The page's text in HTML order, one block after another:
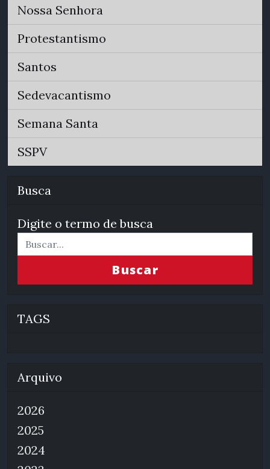
Nossa Senhora
Protestantismo
Santos
Sedevacantismo
Semana Santa
SSPV
Busca
Digite o termo de busca
Buscar
TAGS
Arquivo
2026
2025
2024